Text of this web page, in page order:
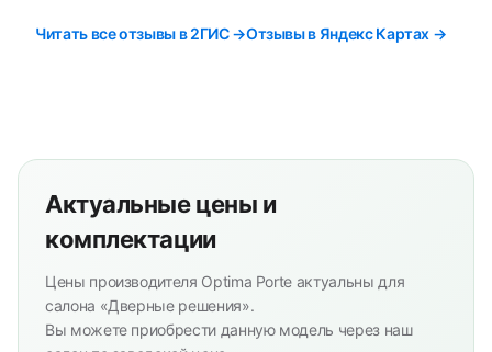
Читать все отзывы в 2ГИС →Отзывы в Яндекс Картах →
Актуальные цены и
комплектации
Цены производителя Optima Porte актуальны для
салона «Дверные решения».
Вы можете приобрести данную модель через наш